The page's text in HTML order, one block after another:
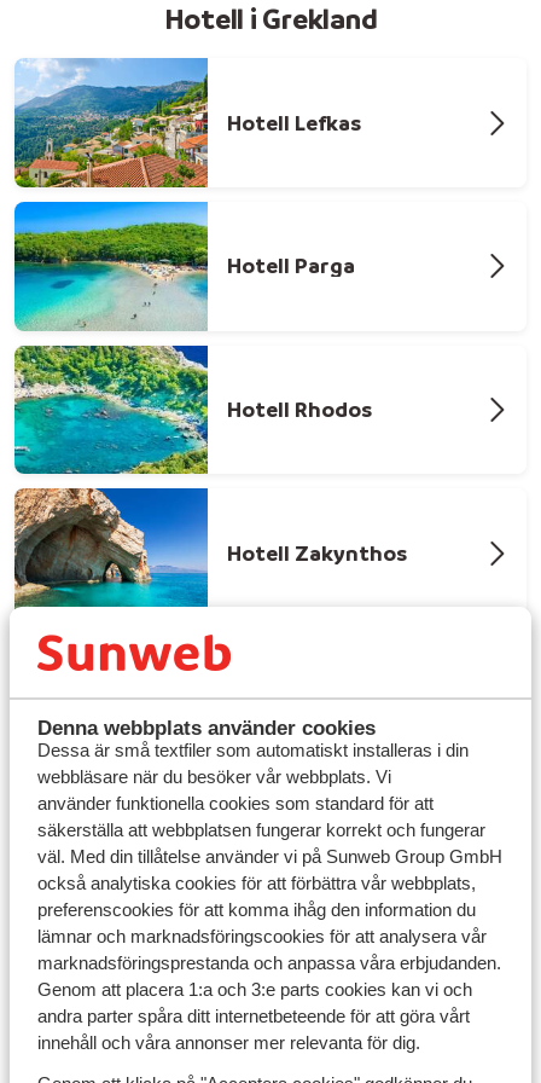
Denna webbplats använder cookies
Dessa är små textfiler som automatiskt installeras i din
webbläsare när du besöker vår webbplats. Vi
använder funktionella cookies som standard för att
säkerställa att webbplatsen fungerar korrekt och fungerar
väl. Med din tillåtelse använder vi på Sunweb Group GmbH
också analytiska cookies för att förbättra vår webbplats,
preferenscookies för att komma ihåg den information du
lämnar och marknadsföringscookies för att analysera vår
marknadsföringsprestanda och anpassa våra erbjudanden.
Genom att placera 1:a och 3:e parts cookies kan vi och
andra parter spåra ditt internetbeteende för att göra vårt
innehåll och våra annonser mer relevanta för dig.
Hotell i Grekland
Hotell Lefkas
Hotell Parga
Hotell Rhodos
Hotell Zakynthos
Kos bjuder på härlig semesterkänsla
Stränderna på Kos är varierade och inbjudande. I Lambi
och Psalidi bor du näraKos stadmed både strand och
nöjen runt hörnet. Söker du långgrunda sandstränder
som passar barnfamiljer ärMarmariochTigaki
utmärkta val. Här finns många familjevänliga hotell,
ofta med stora poolområden ochall inclusive
mer lugn och romantisk vistelse kan du välja ett mindre